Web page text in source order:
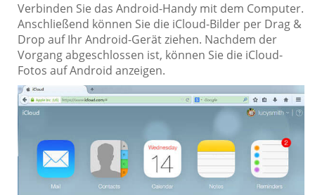
Verbinden Sie das Android-Handy mit dem Computer.
Anschließend können Sie die iCloud-Bilder per Drag &
Drop auf Ihr Android-Gerät ziehen. Nachdem der
Vorgang abgeschlossen ist, können Sie die iCloud-
Fotos auf Android anzeigen.